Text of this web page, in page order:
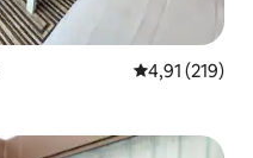
4,91 (219)